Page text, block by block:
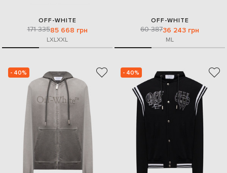
OFF-WHITE
171 33585 668 грн
LXLXXL
OFF-WHITE
60 38736 243 грн
ML
- 40% - 40%